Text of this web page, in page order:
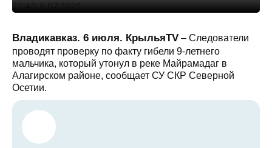
22:40 6.07.2025
Владикавказ. 6 июля. КрыльяTV – Следователи
проводят проверку по факту гибели 9-летнего
мальчика, который утонул в реке Майрамадаг в
Алагирском районе, сообщает СУ СКР Северной
Осетии.